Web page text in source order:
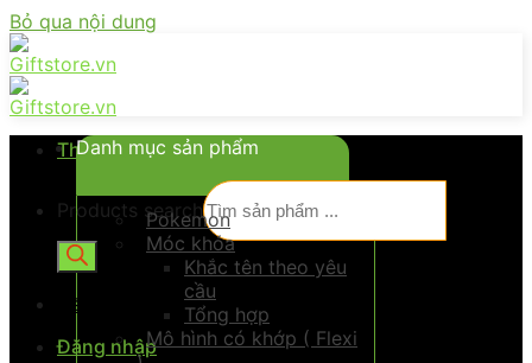
Bỏ qua nội dung
Thực đơn
Products search
Đăng nhập
Đăng nhập
Danh mục sản phẩm
Pokemon
Móc khóa
Khắc tên theo yêu
cầu
Tổng hợp
Mô hình có khớp ( Flexi